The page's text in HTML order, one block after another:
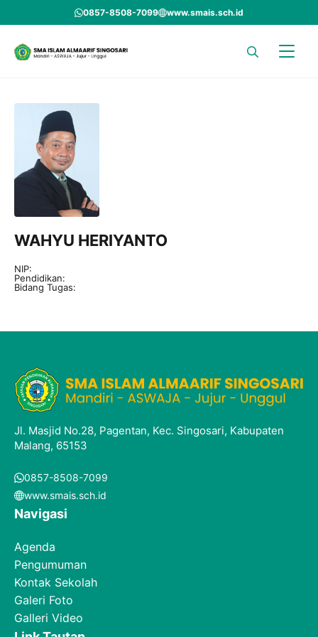
to
content
0857-8508-7099 www.smais.sch.id
WAHYU HERIYANTO
NIP:
Pendidikan:
Bidang Tugas:
Jl. Masjid No.28, Pagentan, Kec. Singosari, Kabupaten
Malang, 65153
0857-8508-7099
www.smais.sch.id
Navigasi
Agenda
Pengumuman
Kontak Sekolah
Galeri Foto
Galleri Video